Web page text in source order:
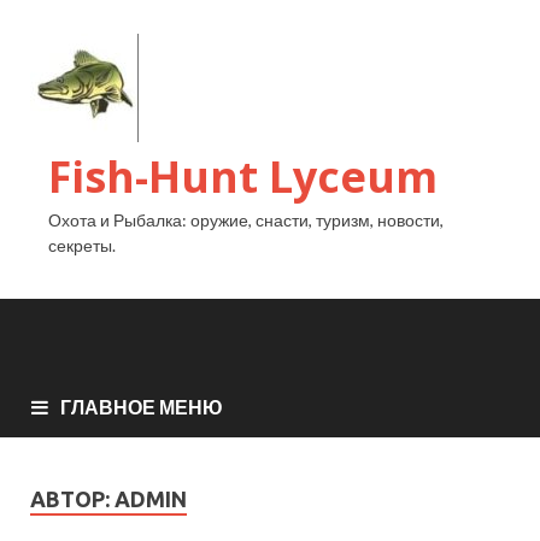
Fish-Hunt Lyceum
Охота и Рыбалка: оружие, снасти, туризм, новости,
секреты.
ГЛАВНОЕ МЕНЮ
АВТОР: ADMIN